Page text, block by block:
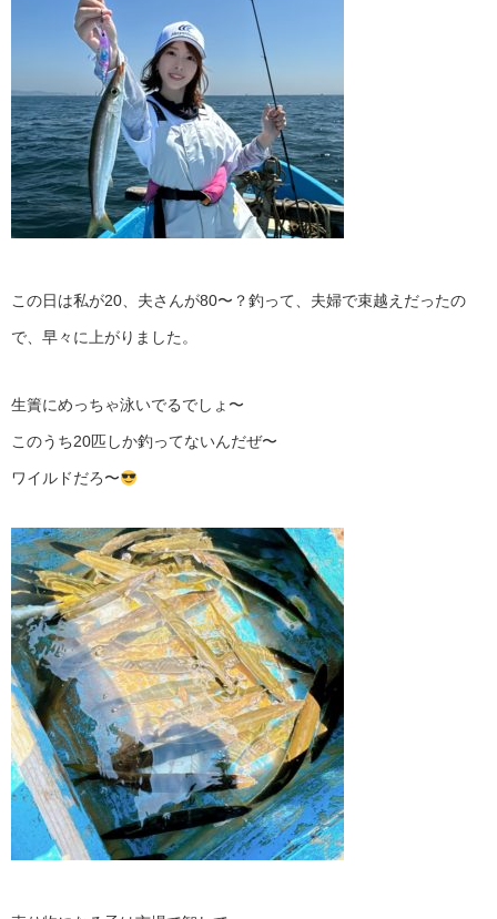
この日は私が20、夫さんが80〜？釣って、夫婦で束越えだったの
で、早々に上がりました。
生簀にめっちゃ泳いでるでしょ〜
このうち20匹しか釣ってないんだぜ〜
ワイルドだろ〜